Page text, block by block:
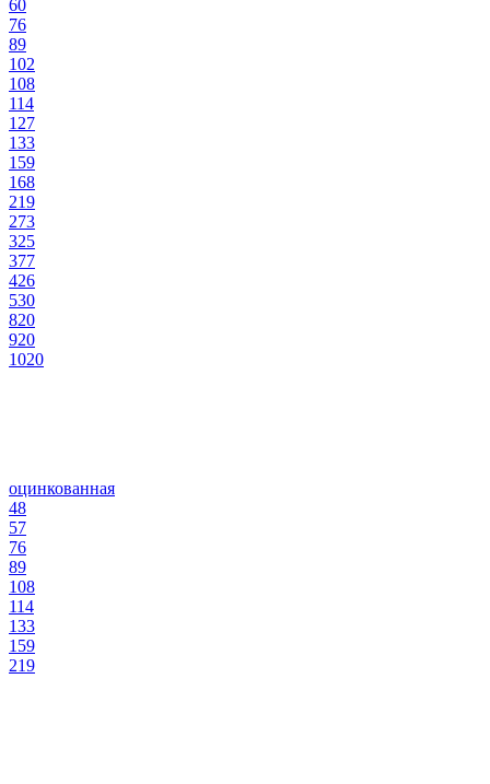
60
76
89
102
108
114
127
133
159
168
219
273
325
377
426
530
820
920
1020
оцинкованная
48
57
76
89
108
114
133
159
219